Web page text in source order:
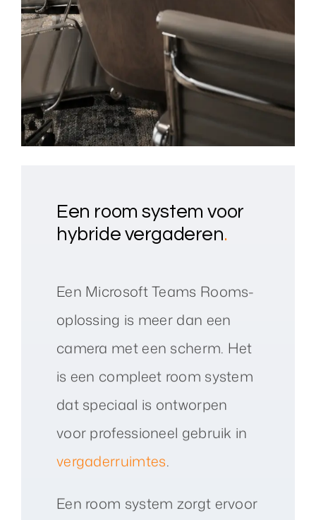
Een room system voor
hybride vergaderen.
Een Microsoft Teams Rooms-
oplossing is meer dan een
camera met een scherm. Het
is een compleet room system
dat speciaal is ontworpen
voor professioneel gebruik in
vergaderruimtes.
Een room system zorgt ervoor